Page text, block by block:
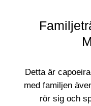
Detta är
med familjen
rör sig och